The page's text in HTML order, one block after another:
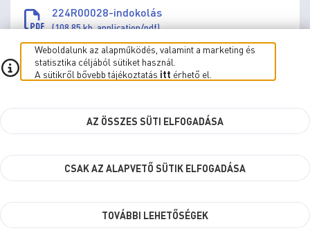
224R00028-indokolás
(108.85 kb, application/pdf)
27/2024. (XII. 20.) rendelet
2024.12.20. 09:06
Szombathely Megyei Jogú Város Önkormányzata
rendelete az önkormányzat 2025. évi átmeneti
gazdálkodásáról
224R00027
224R00027-indokolás
(81.83 kb, application/pdf)
Weboldalunk az alapműködés, valamint a marketing és
statisztika céljából sütiket használ.
A sütikről bővebb tájékoztatás itt érhető el.
AZ ÖSSZES SÜTI ELFOGADÁSA
CSAK AZ ALAPVETŐ SÜTIK ELFOGADÁSA
TOVÁBBI LEHETŐSÉGEK